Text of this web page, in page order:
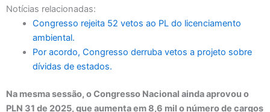
Notícias relacionadas:
Congresso rejeita 52 vetos ao PL do licenciamento
ambiental.
Por acordo, Congresso derruba vetos a projeto sobre
dívidas de estados.
Na mesma sessão, o Congresso Nacional ainda aprovou o
PLN 31 de 2025, que aumenta em 8,6 mil o número de cargos